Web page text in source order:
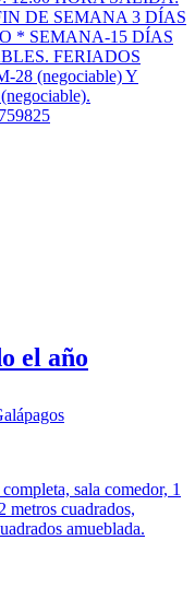
DE SEMANA 3 DÍAS
* SEMANA-15 DÍAS
FERIADOS
28 (negociable) Y
el año
sala comedor, 1
metros cuadrados,
amueblada.